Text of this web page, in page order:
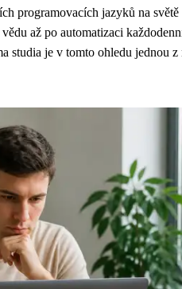
programovacích jazyků na
až po automatizaci
studia je v tomto ohledu jednou